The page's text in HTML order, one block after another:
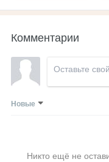
Комментарии
Новые
Никто ещё не